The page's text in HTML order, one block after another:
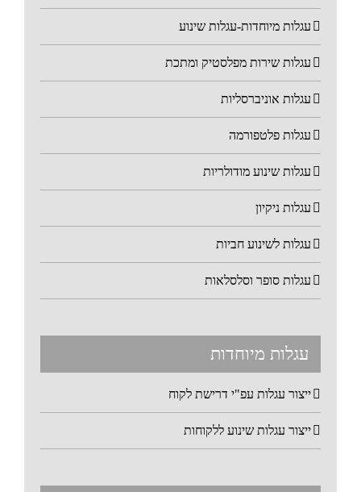
עגלות מיוחדות-עגלות שינוע
עגלות שירות מפלסטיק ומתכת
עגלות אוניברסליות
עגלות פלטפורמה
עגלות שינוע מודולריות
עגלות ניקיון
עגלות לשינוע חביות
עגלות סופר וסלסלאות
עגלות מיוחדות
ייצור עגלות עפ"י דרישת לקוח
ייצור עגלות שינוע ללקוחות